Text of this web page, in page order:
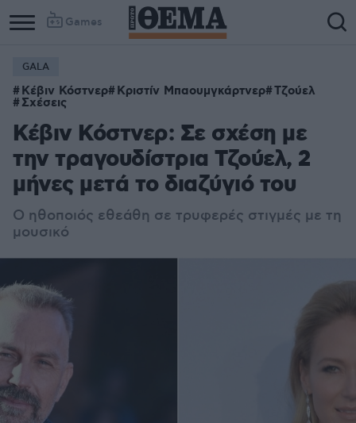
Games
GALA
Κέβιν Κόστνερ Κριστίν Μπαουμγκάρτνερ Τζούελ
Σχέσεις
Κέβιν Κόστνερ: Σε σχέση με
την τραγουδίστρια Τζούελ, 2
μήνες μετά τo διαζύγιό του
Ο ηθοποιός εθεάθη σε τρυφερές στιγμές με τη
μουσικό